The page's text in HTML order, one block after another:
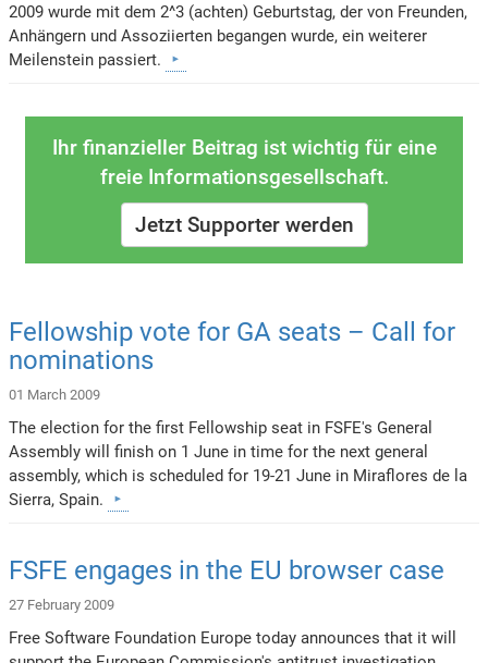
2009 wurde mit dem 2^3 (achten) Geburtstag, der von Freunden,
Anhängern und Assoziierten begangen wurde, ein weiterer
Meilenstein passiert.
Ihr finanzieller Beitrag ist wichtig für eine
freie Informationsgesellschaft.
Jetzt Supporter werden
Fellowship vote for GA seats – Call for
nominations
01 March 2009
The election for the first Fellowship seat in FSFE's General
Assembly will finish on 1 June in time for the next general
assembly, which is scheduled for 19-21 June in Miraflores de la
Sierra, Spain.
FSFE engages in the EU browser case
27 February 2009
Free Software Foundation Europe today announces that it will